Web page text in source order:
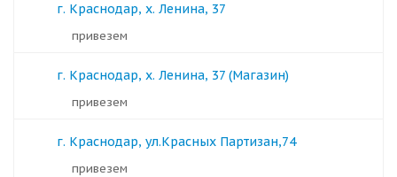
г. Краснодар, х. Ленина, 37
Привезем
г. Краснодар, х. Ленина, 37 (Магазин)
Привезем
г. Краснодар, ул.Красных Партизан,74
Привезем